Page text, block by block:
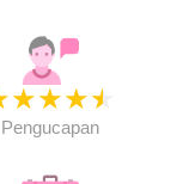
★★★★
Pengucapan